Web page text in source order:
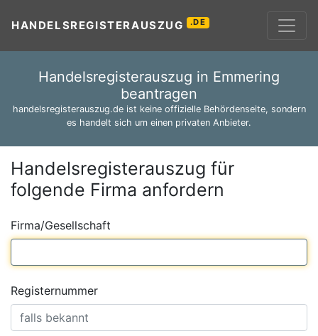
HANDELSREGISTERAUSZUG .DE
Handelsregisterauszug in Emmering
beantragen
handelsregisterauszug.de ist keine offizielle Behördenseite, sondern
es handelt sich um einen privaten Anbieter.
Handelsregisterauszug für
folgende Firma anfordern
Firma/Gesellschaft
Registernummer